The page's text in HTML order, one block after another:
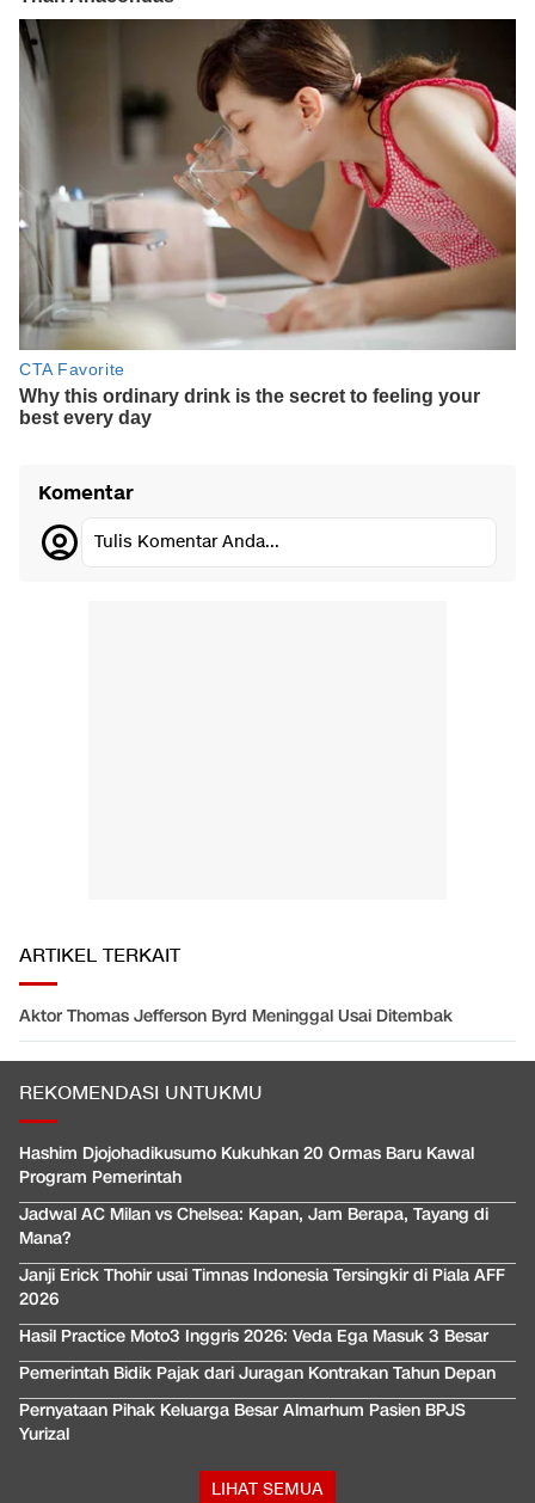
Komentar
Tulis Komentar Anda...
ARTIKEL TERKAIT
Aktor Thomas Jefferson Byrd Meninggal Usai Ditembak
REKOMENDASI UNTUKMU
Hashim Djojohadikusumo Kukuhkan 20 Ormas Baru Kawal
Program Pemerintah
Jadwal AC Milan vs Chelsea: Kapan, Jam Berapa, Tayang di
Mana?
Janji Erick Thohir usai Timnas Indonesia Tersingkir di Piala AFF
2026
Hasil Practice Moto3 Inggris 2026: Veda Ega Masuk 3 Besar
Pemerintah Bidik Pajak dari Juragan Kontrakan Tahun Depan
Pernyataan Pihak Keluarga Besar Almarhum Pasien BPJS
Yurizal
LIHAT SEMUA